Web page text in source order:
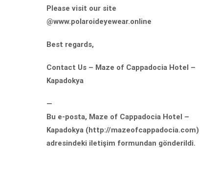
Please visit our site
@www.polaroideyewear.online
Best regards,
Contact Us – Maze of Cappadocia Hotel –
Kapadokya
—
Bu e-posta, Maze of Cappadocia Hotel –
Kapadokya (http://mazeofcappadocia.com)
adresindeki iletişim formundan gönderildi.